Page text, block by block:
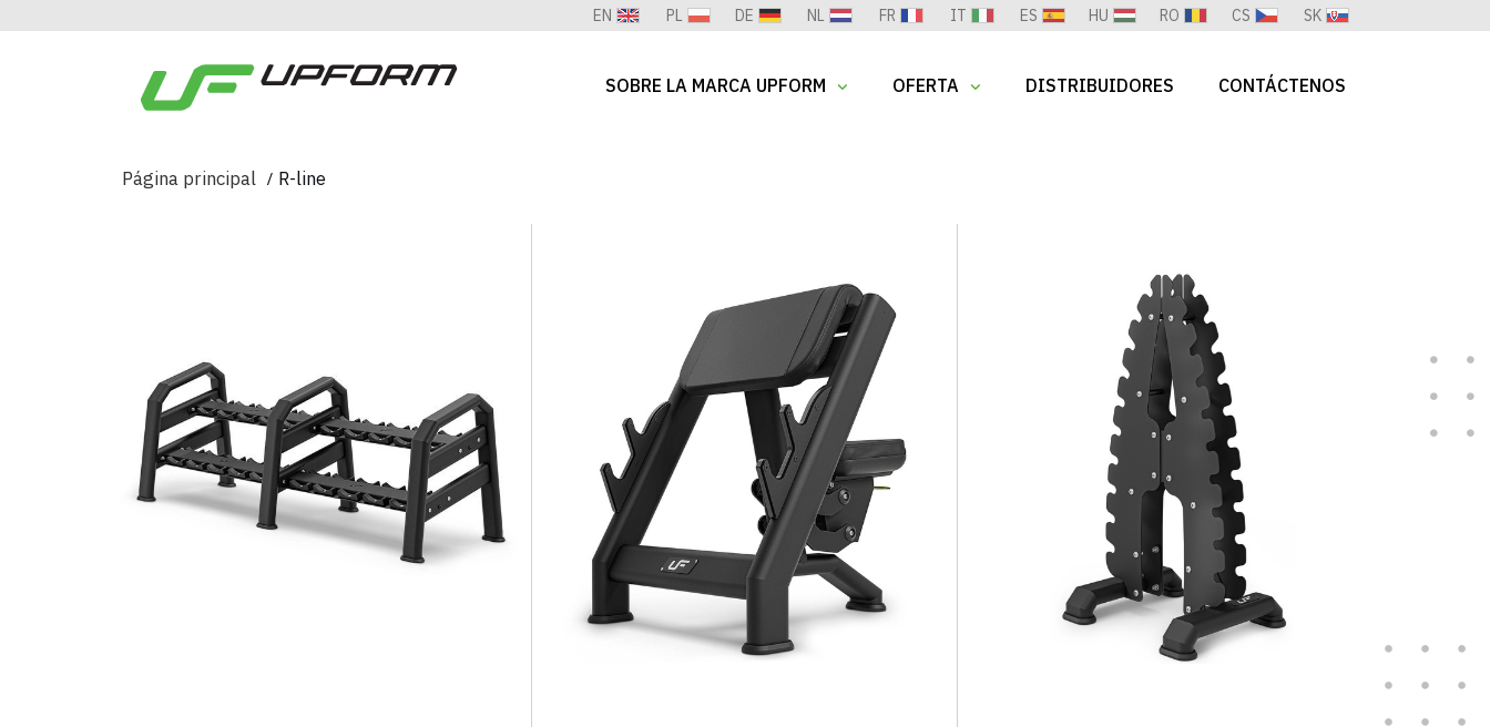
SK
CS
RO
HU
ES
IT
FR
NL
DE
PL
EN
SOBRE LA MARCA UPFORM OFERTA DISTRIBUIDORES CONTÁCTENOS
Página principal R-line